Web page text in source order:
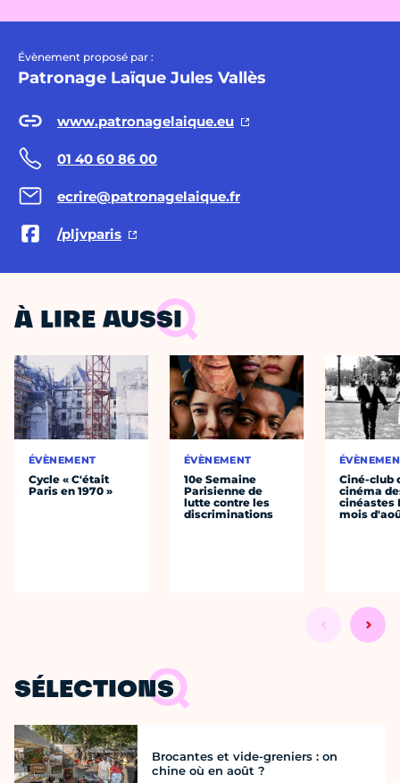
Évènement proposé par :
Patronage Laïque Jules Vallès
www.patronagelaique.eu
01 40 60 86 00
ecrire@patronagelaique.fr
/pljvparis
À LIRE AUSSI
ÉVÈNEMENT
Cycle « C'était
Paris en 1970 »
ÉVÈNEMENT
10e Semaine
Parisienne de
lutte contre les
discriminations
Ciné-club
cinéma
cinéastes
mois
SÉLECTIONS
Brocantes et vide-greniers : on
chine où en août ?